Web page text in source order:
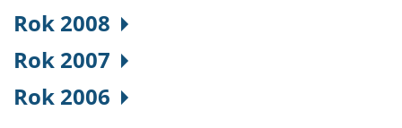
Rok 2008
Rok 2007
Rok 2006